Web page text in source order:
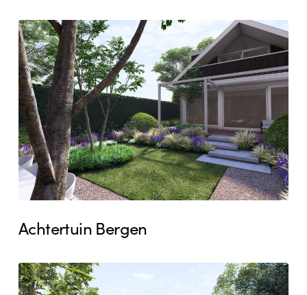
Achtertuin
Bergen
Achtertuin Bergen
Tuinontwerp
Heemskerk